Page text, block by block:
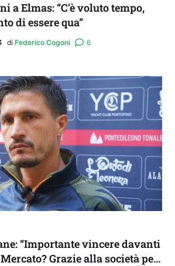
a Elmas: “C’è voluto tempo,
di essere qua”
di Federico Cogoni 6
“Importante vincere davanti
Grazie alla società per